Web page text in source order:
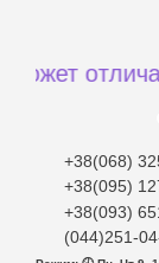
+38(068)
+38(095)
+38(093)
(044)251-